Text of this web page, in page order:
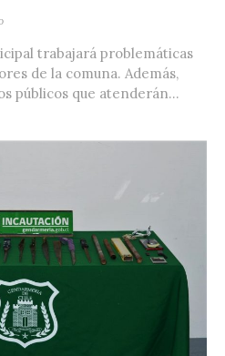
trabajará problemáticas
de la comuna. Además,
públicos que atenderán...